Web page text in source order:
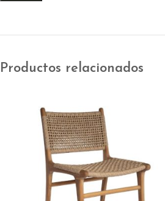
Productos relacionados